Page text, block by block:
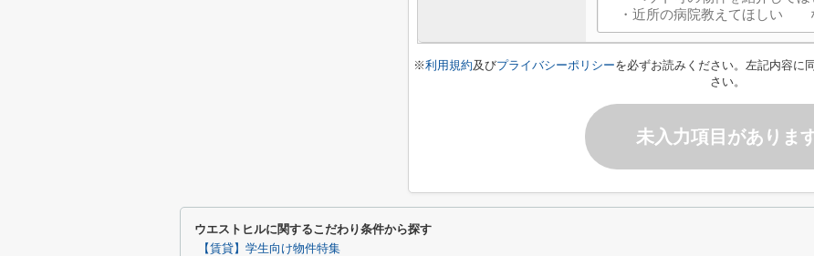
※利用規約及びプライバシーポリシーを必ずお読みください。左記内容に
さい。
未入力項目がありま
ウエストヒルに関するこだわり条件から探す
【賃貸】学生向け物件特集